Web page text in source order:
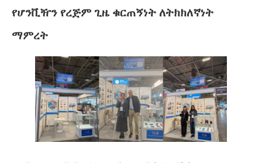
የሆንቪዥን የረጅም ጊዜ ቁርጠኝነት ለትክክለኛነት
ማምረት